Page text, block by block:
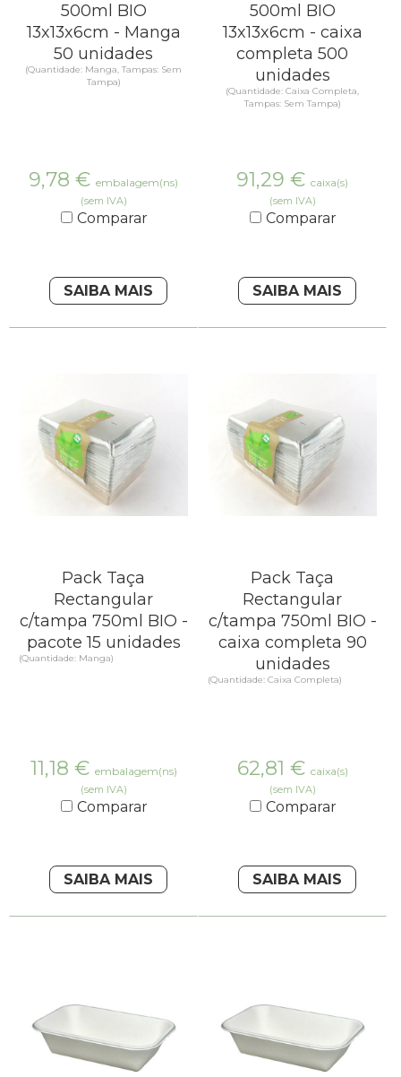
500ml BIO
13x13x6cm - Manga
50 unidades
(Quantidade: Manga, Tampas: Sem
Tampa)
9,78 € embalagem(ns)
(sem IVA)
Comparar
SAIBA MAIS
500ml BIO
13x13x6cm - caixa
completa 500
unidades
(Quantidade: Caixa Completa,
Tampas: Sem Tampa)
91,29 € caixa(s)
(sem IVA)
Comparar
SAIBA MAIS
Pack Taça
Rectangular
c/tampa 750ml BIO -
pacote 15 unidades
(Quantidade: Manga)
11,18 € embalagem(ns)
(sem IVA)
Comparar
SAIBA MAIS
Pack Taça
Rectangular
c/tampa 750ml BIO -
caixa completa 90
unidades
(Quantidade: Caixa Completa)
62,81 € caixa(s)
(sem IVA)
Comparar
SAIBA MAIS